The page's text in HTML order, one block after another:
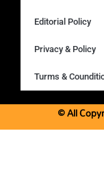
Editorial Policy
Privacy & Policy
Turms &
© All